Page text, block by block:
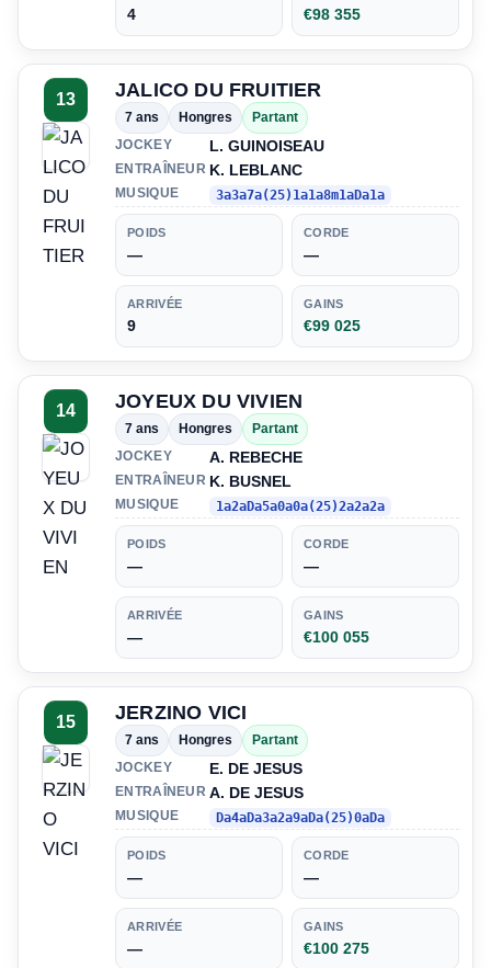
4 €98 355
13 JALICO DU FRUITIER
7 ans Hongres
Partant
JOCKEY
L. GUINOISEAU
ENTRAÎNEUR K. LEBLANC
MUSIQUE 3a3a7a(25)1a1a8m1aDa1a
POIDS
—
CORDE
—
ARRIVÉE
9
GAINS
€99 025
14 JOYEUX DU VIVIEN
7 ans Hongres
Partant
JOCKEY
A. REBECHE
ENTRAÎNEUR K. BUSNEL
MUSIQUE 1a2aDa5a0a0a(25)2a2a2a
POIDS
—
CORDE
—
ARRIVÉE
—
GAINS
€100 055
15 JERZINO VICI
7 ans Hongres
Partant
JOCKEY
E. DE JESUS
ENTRAÎNEUR A. DE JESUS
MUSIQUE Da4aDa3a2a9aDa(25)0aDa
POIDS
—
CORDE
—
ARRIVÉE
—
GAINS
€100 275